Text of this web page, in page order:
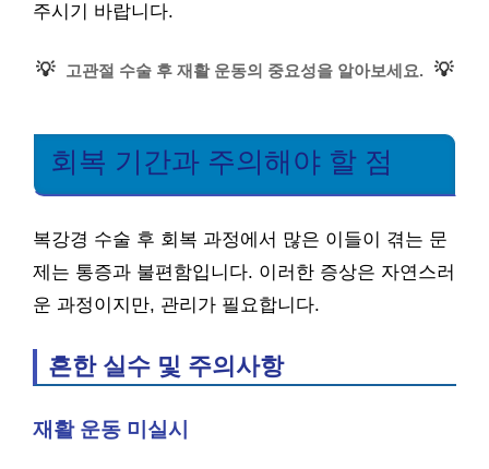
주시기 바랍니다.
💡 고관절 수술 후 재활 운동의 중요성을 알아보세요. 💡
회복 기간과 주의해야 할 점
복강경 수술 후 회복 과정에서 많은 이들이 겪는 문
제는 통증과 불편함입니다. 이러한 증상은 자연스러
운 과정이지만, 관리가 필요합니다.
흔한 실수 및 주의사항
재활 운동 미실시